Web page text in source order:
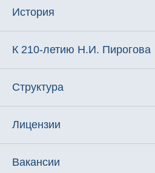
История
К 210-летию Н.И. Пирогова
Структура
Лицензии
Вакансии